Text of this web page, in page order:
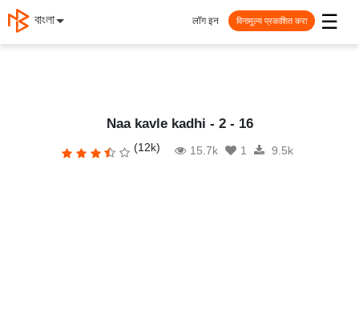
മലയാളം ☰
लॉग इन विनामूल्य प्रकाशित करा
Naa kavle kadhi - 2 - 16
(12k) 15.7k 1 9.5k